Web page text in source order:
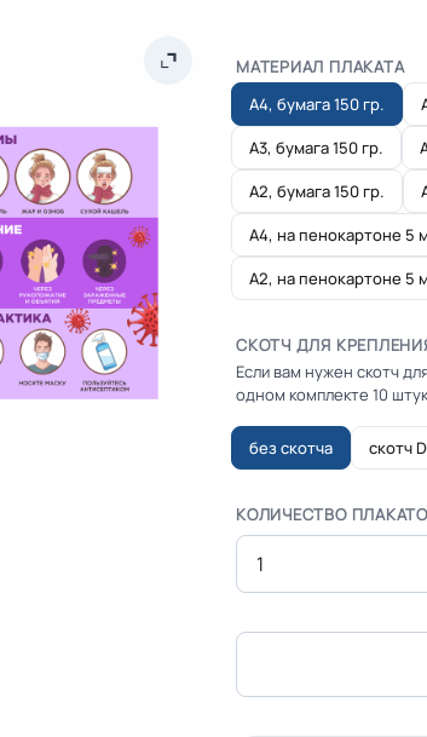
МАТЕРИАЛ ПЛАКАТА
А4, бумага 150 гр.
А3, бумага 150 гр.
А2, бумага 150 гр.
А4, на пенокартоне 5
А2, на пенокартоне 5
СКОТЧ ДЛЯ
Если вам нужен скотч
одном комплекте 10
без скотча скотч
КОЛИЧЕСТВО